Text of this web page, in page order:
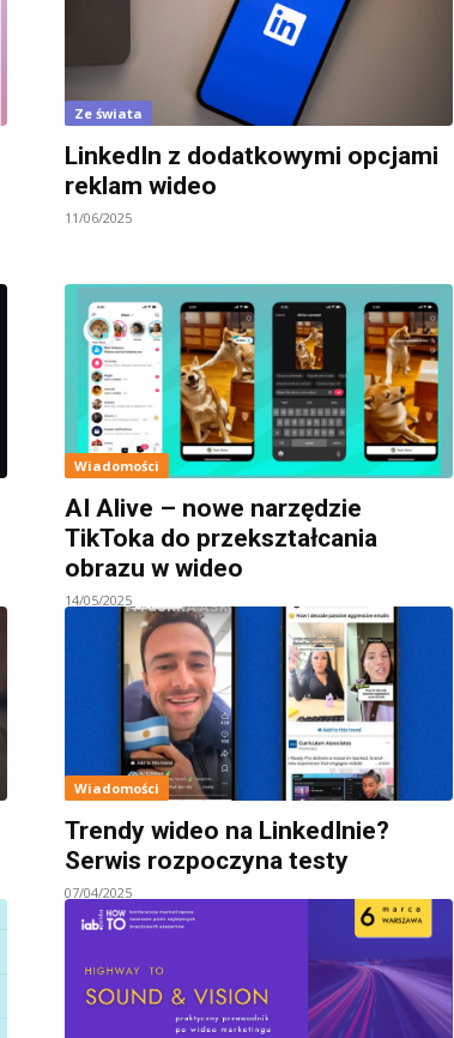
Ze świata
LinkedIn z dodatkowymi opcjami
reklam wideo
11/06/2025
Wiadomości
AI Alive – nowe narzędzie
TikToka do przekształcania
obrazu w wideo
14/05/2025
Wiadomości
Trendy wideo na LinkedInie?
Serwis rozpoczyna testy
07/04/2025